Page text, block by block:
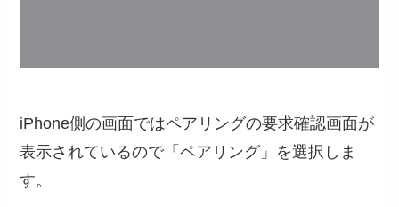
iPhone側の画面ではペアリングの要求確認画面が
表示されているので「ペアリング」を選択しま
す。